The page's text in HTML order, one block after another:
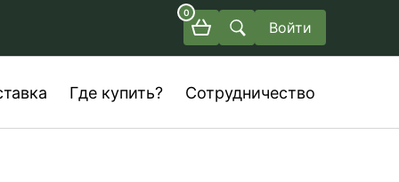
0
Войти
Где купить? Сотрудничество